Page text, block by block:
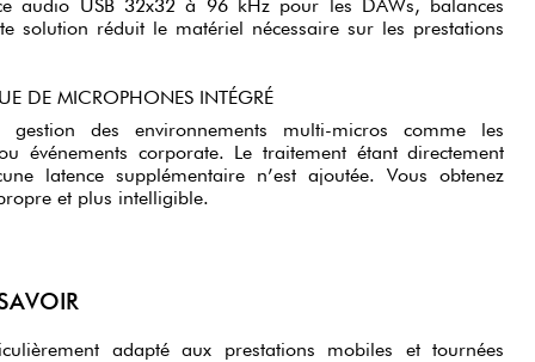
audio USB 32x32 à 96 kHz pour les DAWs, balances
solution réduit le matériel nécessaire sur les prestations
DE MICROPHONES INTÉGRÉ
des environnements multi-micros comme les
événements corporate. Le traitement étant directement
latence supplémentaire n’est ajoutée. Vous obtenez
et plus intelligible.
adapté aux prestations mobiles et tournées